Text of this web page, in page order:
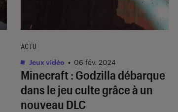
Minecraft : Godzilla débarque
dans le jeu culte grâce à un
nouveau DLC
ACTU
Jeux vidéo • 06 fév. 2024